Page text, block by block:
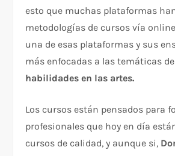
esto que muchas plataformas
metodologías de cursos vía
una de esas plataformas y sus
más enfocadas a las temáticas de
habilidades en las artes.
Los cursos están pensados para
profesionales que hoy en día
cursos de calidad, y aunque si,